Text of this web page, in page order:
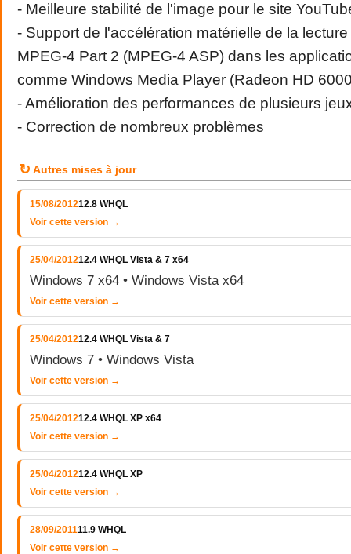
- Meilleure stabilité de l'image pour le site
- Support de l'accélération matérielle de la
MPEG-4 Part 2 (MPEG-4 ASP) dans les
comme Windows Media Player (Radeon HD
- Amélioration des performances de plusieurs
- Correction de nombreux problèmes
↻ Autres mises à jour
15/08/201212.8 WHQL
Voir cette version →
25/04/201212.4 WHQL Vista & 7 x64
Windows 7 x64 • Windows Vista x64
Voir cette version →
25/04/201212.4 WHQL Vista & 7
Windows 7 • Windows Vista
Voir cette version →
25/04/201212.4 WHQL XP x64
Voir cette version →
25/04/201212.4 WHQL XP
Voir cette version →
28/09/201111.9 WHQL
Voir cette version →